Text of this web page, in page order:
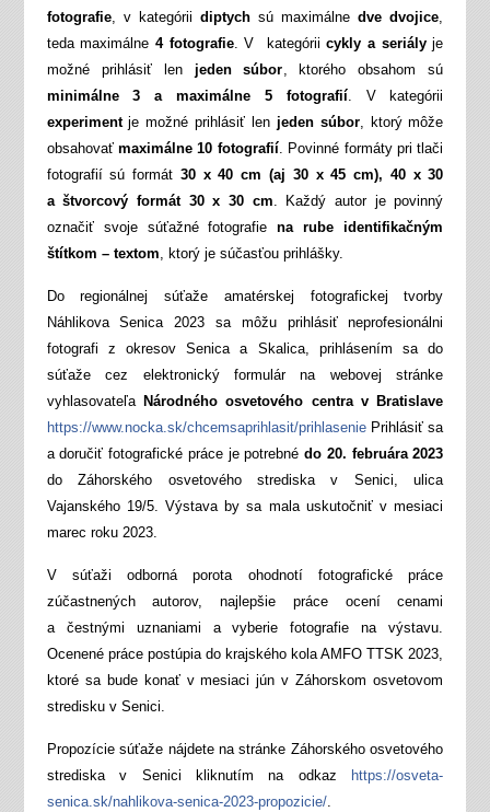
fotografie, v kategórii diptychsú maximálnedve dvojice,
teda maximálne 4 fotografie. V kategóriicykly a seriályje
možné prihlásiť len jeden súbor, ktorého obsahom sú
minimálne 3 a maximálne 5 fotografií. V kategórii
experimentje možné prihlásiť len jeden súbor, ktorý môže
obsahovať maximálne 10 fotografií. Povinné formáty pri tlači
fotografií sú formát 30 x 40 cm (aj 30 x 45 cm), 40 x 30
a štvorcový formát 30 x 30 cm. Každý autor je povinný
označiť svoje súťažné fotografiena rube identifikačným
štítkom – textom, ktorý je súčasťou prihlášky.
Do regionálnej súťaže amatérskej fotografickej tvorby
Náhlikova Senica 2023 sa môžu prihlásiť neprofesionálni
fotografi z okresov Senica a Skalica, prihlásením sa do
súťaže cez elektronický formulár na webovej stránke
vyhlasovateľa Národného osvetového centra v Bratislave
https://www.nocka.sk/chcemsaprihlasit/prihlaseniePrihlásiť sa
a doručiť fotografické práce je potrebnédo 20. februára 2023
do Záhorského osvetového strediska v Senici, ulica
Vajanského 19/5. Výstava by sa mala uskutočniť v mesiaci
marec roku 2023.
V súťaži odborná porota ohodnotí fotografické práce
zúčastnených autorov, najlepšie práce ocení cenami
a čestnými uznaniami a vyberie fotografie na výstavu.
Ocenené práce postúpia do krajského kola AMFO TTSK 2023,
ktoré sa bude konať v mesiaci jún v Záhorskom osvetovom
stredisku v Senici.
Propozície súťaže nájdete na stránke Záhorského osvetového
strediska v Senici kliknutím na odkaz
https://osveta-
senica.sk/nahlikova-senica-2023-propozicie/.